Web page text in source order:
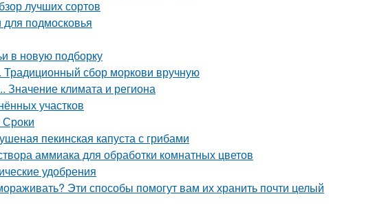
лучших сортов
для подмосковья
в новую подборку
Традиционный сбор моркови вручную
Значение климата и региона
участков
Сроки
пекинская капуста с грибами
аммиака для обработки комнатных цветов
удобрения
Эти способы помогут вам их хранить почти целый